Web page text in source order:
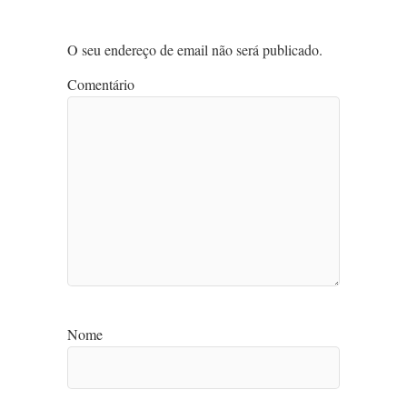
O seu endereço de email não será publicado.
Comentário
Nome